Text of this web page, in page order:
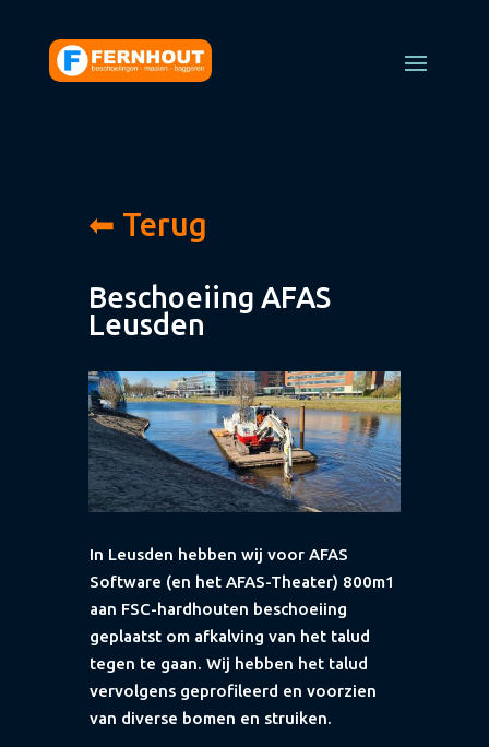
⬅ Terug
Beschoeiing AFAS
Leusden
In Leusden hebben wij voor AFAS
Software (en het AFAS-Theater) 800m1
aan FSC-hardhouten beschoeiing
geplaatst om afkalving van het talud
tegen te gaan. Wij hebben het talud
vervolgens geprofileerd en voorzien
van diverse bomen en struiken.